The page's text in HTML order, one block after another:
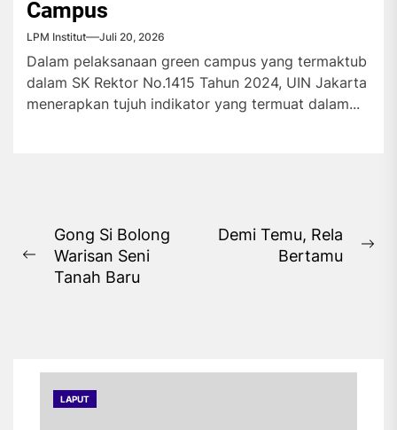
Campus
LPM Institut Juli 20, 2026
Dalam pelaksanaan green campus yang termaktub
dalam SK Rektor No.1415 Tahun 2024, UIN Jakarta
menerapkan tujuh indikator yang termuat dalam...
Navigasi
pos
Previous
post:
Gong Si Bolong
Warisan Seni
Tanah Baru
Demi Temu, Rela
Bertamu
LAPUT